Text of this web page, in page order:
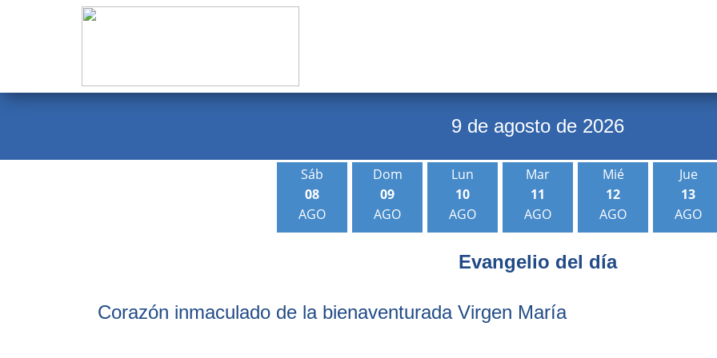
Calendario
Novena
9 de agosto de 2026
Sáb
08
AGO
Dom
09
AGO
Lun
10
AGO
Mar
11
AGO
Mié
12
AGO
Jue
13
AGO
Evangelio del día
Corazón inmaculado de la bienaventurada Virgen María